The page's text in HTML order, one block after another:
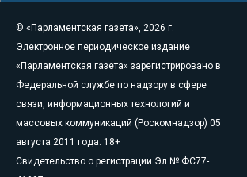
© «Парламентская газета», 2026 г.
Электронное периодическое издание
«Парламентская газета» зарегистрировано в
Федеральной службе по надзору в сфере
связи, информационных технологий и
массовых коммуникаций (Роскомнадзор) 05
августа 2011 года. 18+
Свидетельство о регистрации Эл № ФС77-